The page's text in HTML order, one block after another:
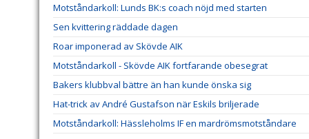
Motståndarkoll: Lunds BK:s coach nöjd med starten
Sen kvittering räddade dagen
Roar imponerad av Skövde AIK
Motståndarkoll - Skövde AIK fortfarande obesegrat
Bakers klubbval bättre än han kunde önska sig
Hat-trick av André Gustafson när Eskils briljerade
Motståndarkoll: Hässleholms IF en mardrömsmotståndare